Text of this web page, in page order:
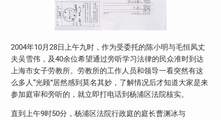
2004年10月28日上午九时，作为受委托的陈小明与毛恒凤丈
夫吴雪伟，及40余位希望通过旁听学习法律的民众准时到达
上海市女子劳教所。劳教所的工作人员和领导一看突然有这
么多人“光顾”居然感到莫名其妙，了解情况后才知道大家是来
参加庭审和旁听的，就立即打电话到杨浦区法院核实。
直到上午9时50分，杨浦区法院行政庭的庭长曹渊冰与